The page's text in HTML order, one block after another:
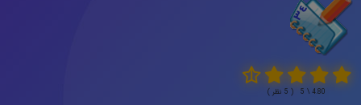
4.80 \ 5 ( 5 نظر )